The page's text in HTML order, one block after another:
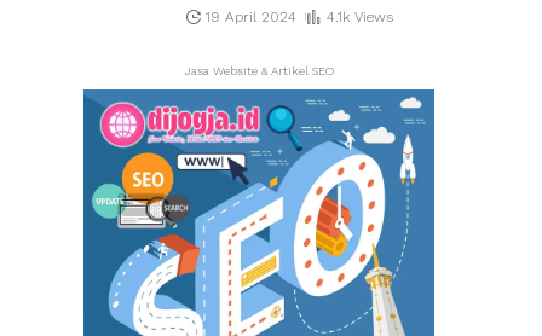
19 April 2024 4.1k Views
Jasa Website & Artikel SEO